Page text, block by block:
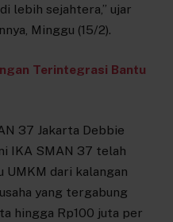
lebih sejahtera,” ujar
Minggu (15/2).
Terintegrasi Bantu
37 Jakarta Debbie
IKA SMAN 37 telah
UMKM dari kalangan
yang tergabung
hingga Rp100 juta per